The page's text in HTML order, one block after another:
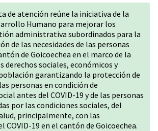
de atención reúne la iniciativa de la
Humano para mejorar los
administrativa subordinados para la
de las necesidades de las personas
de Goicoechea en el marco de la
derechos sociales, económicos y
garantizando la protección de
personas en condición de
antes del COVID-19 y de las personas
por las condiciones sociales, del
principalmente, con las
COVID-19 en el cantón de Goicoechea.